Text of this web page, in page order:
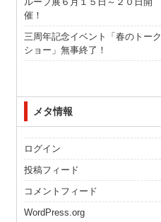
催！
三周年記念イベント「春のトーク
ショー」無事終了！
メタ情報
ログイン
投稿フィード
コメントフィード
WordPress.org